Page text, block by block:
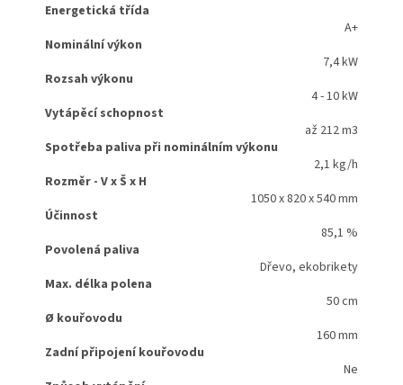
Energetická třída
A+
Nominální výkon
7,4 kW
Rozsah výkonu
4 - 10 kW
Vytápěcí schopnost
až 212 m3
Spotřeba paliva při nominálním výkonu
2,1 kg/h
Rozměr - V x Š x H
1050 x 820 x 540 mm
Účinnost
85,1 %
Povolená paliva
Dřevo, ekobrikety
Max. délka polena
50 cm
Ø kouřovodu
160 mm
Zadní připojení kouřovodu
Ne